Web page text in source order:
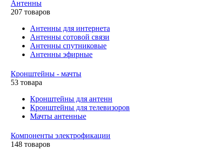
Антенны
207 товаров
Антенны для интернета
Антенны сотовой связи
Антенны спутниковые
Антенны эфирные
Кронштейны - мачты
53 товара
Кронштейны для антенн
Кронштейны для телевизоров
Мачты антенные
Компоненты электрофикации
148 товаров